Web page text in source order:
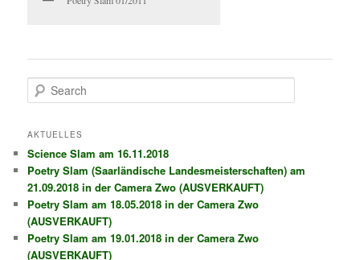
Search
AKTUELLES
Science Slam am 16.11.2018
Poetry Slam (Saarländische Landesmeisterschaften) am
21.09.2018 in der Camera Zwo (AUSVERKAUFT)
Poetry Slam am 18.05.2018 in der Camera Zwo
(AUSVERKAUFT)
Poetry Slam am 19.01.2018 in der Camera Zwo
(AUSVERKAUFT)